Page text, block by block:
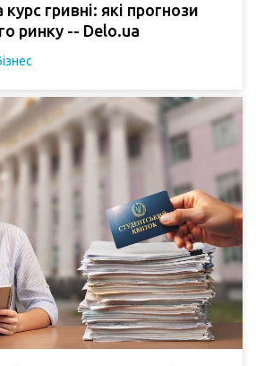
гривні: які прогнози
ринку -- Delo.ua